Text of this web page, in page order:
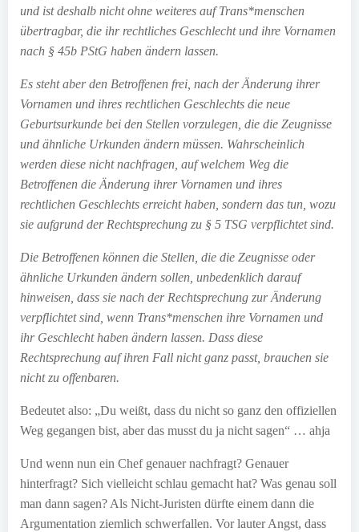
und ist deshalb nicht ohne weiteres auf Trans*menschen
übertragbar, die ihr rechtliches Geschlecht und ihre Vornamen
nach § 45b PStG haben ändern lassen.
Es steht aber den Betroffenen frei, nach der Änderung ihrer
Vornamen und ihres rechtlichen Geschlechts die neue
Geburtsurkunde bei den Stellen vorzulegen, die die Zeugnisse
und ähnliche Urkunden ändern müssen. Wahrscheinlich
werden diese nicht nachfragen, auf welchem Weg die
Betroffenen die Änderung ihrer Vornamen und ihres
rechtlichen Geschlechts erreicht haben, sondern das tun, wozu
sie aufgrund der Rechtsprechung zu § 5 TSG verpflichtet sind.
Die Betroffenen können die Stellen, die die Zeugnisse oder
ähnliche Urkunden ändern sollen, unbedenklich darauf
hinweisen, dass sie nach der Rechtsprechung zur Änderung
verpflichtet sind, wenn Trans*menschen ihre Vornamen und
ihr Geschlecht haben ändern lassen. Dass diese
Rechtsprechung auf ihren Fall nicht ganz passt, brauchen sie
nicht zu offenbaren.
Bedeutet also: „Du weißt, dass du nicht so ganz den offiziellen
Weg gegangen bist, aber das musst du ja nicht sagen“ … ahja
Und wenn nun ein Chef genauer nachfragt? Genauer
hinterfragt? Sich vielleicht schlau gemacht hat? Was genau soll
man dann sagen? Als Nicht-Juristen dürfte einem dann die
Argumentation ziemlich schwerfallen. Vor lauter Angst, dass